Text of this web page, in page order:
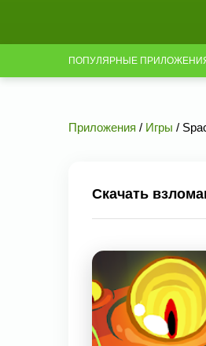
ПОПУЛЯРНЫЕ
Приложения / Игры /
Скачать